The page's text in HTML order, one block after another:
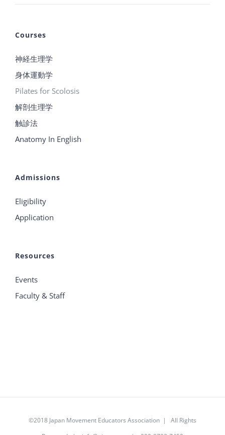
Courses
神経生理学
身体運動学
Pilates for Scolosis
解剖生理学
触診法
Anatomy In English
Admissions
Eligibility
Application
Resources
Events
Faculty & Staff
©2018 Japan Movement Educators Association | All Rights